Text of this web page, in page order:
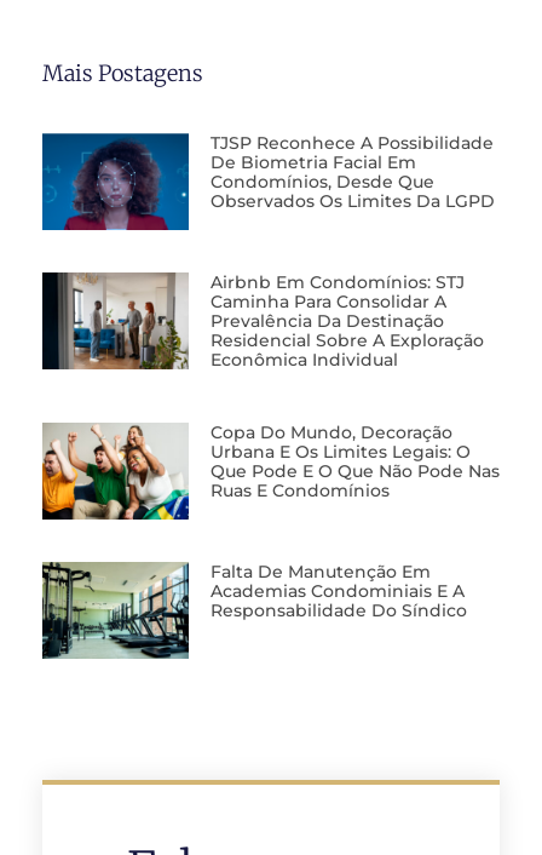
Mais Postagens
TJSP Reconhece A Possibilidade
De Biometria Facial Em
Condomínios, Desde Que
Observados Os Limites Da LGPD
Airbnb Em Condomínios: STJ
Caminha Para Consolidar A
Prevalência Da Destinação
Residencial Sobre A Exploração
Econômica Individual
Copa Do Mundo, Decoração
Urbana E Os Limites Legais: O
Que Pode E O Que Não Pode Nas
Ruas E Condomínios
Falta De Manutenção Em
Academias Condominiais E A
Responsabilidade Do Síndico